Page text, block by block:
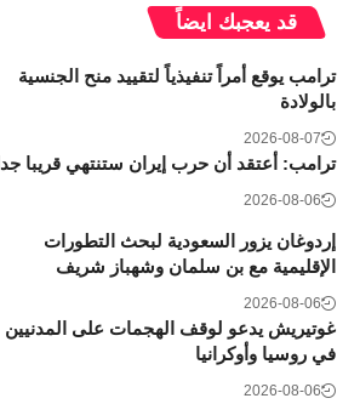
قد يعجبك ايضاً
ترامب يوقع أمراً تنفيذياً لتقييد منح الجنسية
بالولادة
2026-08-07
ترامب: أعتقد أن حرب إيران ستنتهي قريبا جدا
2026-08-06
إردوغان يزور السعودية لبحث التطورات
الإقليمية مع بن سلمان وشهباز شريف
2026-08-06
غوتيريش يدعو لوقف الهجمات على المدنيين
في روسيا وأوكرانيا
2026-08-06